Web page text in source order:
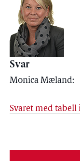
Svar
Monica Mæland:
Svaret med